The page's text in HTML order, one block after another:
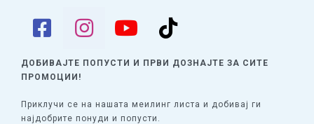
ДОБИВАЈТЕ ПОПУСТИ И ПРВИ ДОЗНАЈТЕ ЗА СИТЕ
ПРОМОЦИИ!
Приклучи се на нашата меилинг листа и добивај ги
најдобрите понуди и попусти.